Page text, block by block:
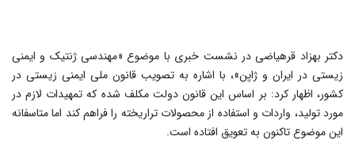
دکتر بهزاد قره‎یاضی در نشست خبری با موضوع «مهندسی ژنتیک و ایمنی
زیستی در ایران و ژاپن»، با اشاره به تصویب قانون ملی ایمنی زیستی در
کشور، اظهار کرد: بر اساس این قانون دولت مکلف شده که تمهیدات لازم در
مورد تولید، واردات و استفاده از محصولات تراریخته را فراهم کند اما متاسفانه
این موضوع تاکنون به تعویق افتاده است.